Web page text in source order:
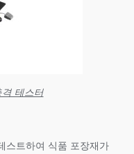
테스터
스트하여 식품 포장재가